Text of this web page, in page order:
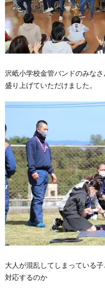
沢岻小学校金管バンドのみな
盛り上げていただけました。
大人が混乱してしまっている
対応するのか